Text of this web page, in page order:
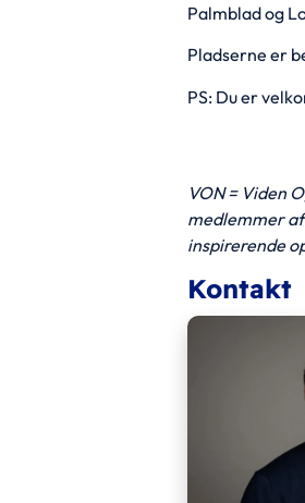
Palmblad og
Pladserne er
PS: Du er
VON = Viden
medlemmer
inspirerende
Kontakt